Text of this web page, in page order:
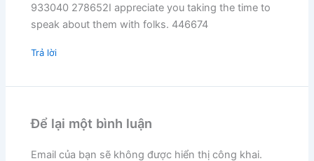
933040 278652I appreciate you taking the time to
speak about them with folks. 446674
Trả lời
Để lại một bình luận
Email của bạn sẽ không được hiển thị công khai.